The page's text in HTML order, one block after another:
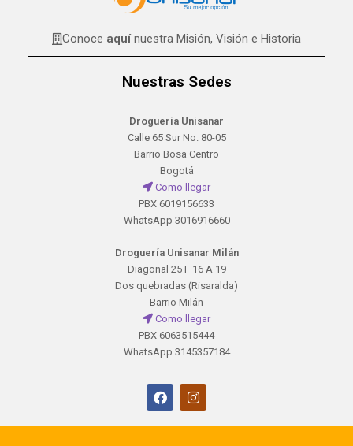
Conoce aquínuestra Misión, Visión e Historia
Nuestras Sedes
Droguería Unisanar
Calle 65 Sur No. 80-05
Barrio Bosa Centro
Bogotá
Como llegar
PBX 6019156633
WhatsApp 3016916660
Droguería Unisanar Milán
Diagonal 25 F 16 A 19
Dos quebradas (Risaralda)
Barrio Milán
Como llegar
PBX 6063515444
WhatsApp 3145357184